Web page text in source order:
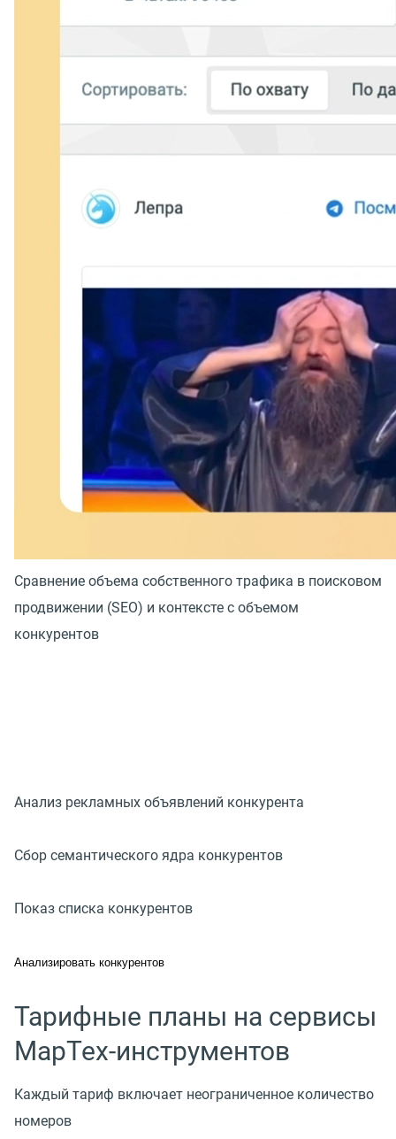
Сравнение объема собственного трафика в поисковом
продвижении (SEO) и контексте с объемом
конкурентов
Анализ рекламных объявлений конкурента
Сбор семантического ядра конкурентов
Показ списка конкурентов
Анализировать конкурентов
Тарифные планы на сервисы
МарТех-инструментов
Каждый тариф включает неограниченное количество
номеров